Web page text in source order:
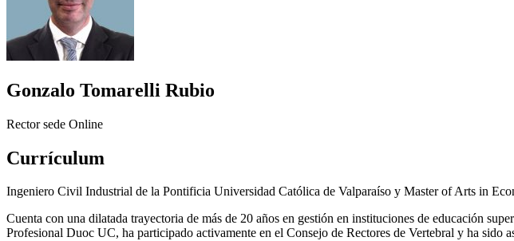
Gonzalo Tomarelli Rubio
Rector sede Online
Currículum
Ingeniero Civil Industrial de la Pontificia Universidad Católica de Valparaíso y Master of Arts in
Cuenta con una dilatada trayectoria de más de 20 años en gestión en instituciones de educación
Profesional Duoc UC, ha participado activamente en el Consejo de Rectores de Vertebral y ha sido